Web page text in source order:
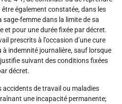
être également constatée, dans les
sage-femme dans la limite de sa
et pour une durée fixée par décret.
prescrits à l’occasion d’une cure
indemnité journalière, sauf lorsque
justifie suivant des conditions fixées
décret.
accidents de travail ou maladies
une incapacité permanente;